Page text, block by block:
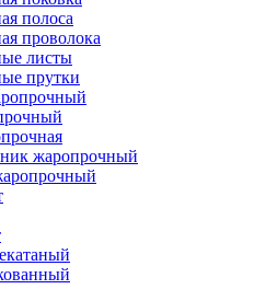
полоса
проволока
листы
прутки
жаропрочный